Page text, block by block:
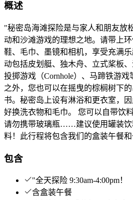
概述
"秘密岛海滩探险是与家人和朋友放
动和沙滩游戏的理想之地。请带上
鞋、毛巾、墨镜和相机，享受充满
动包括皮划艇、独木舟、立式桨板
投掷游戏（Cornhole）、马蹄铁游
之外，您也可以在摇曳的棕榈树下
书。秘密岛上设有淋浴和更衣室，
好换洗衣物和毛巾。 您可以自带饮
请勿携带玻璃瓶……建议使用罐装饮
料！此行程将包含我们的盒装午餐
包含
"全天探险 9:30am-4:00pm！
含盒装午餐